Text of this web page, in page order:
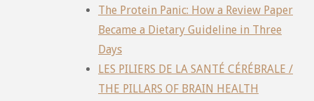
The Protein Panic: How a Review Paper
Became a Dietary Guideline in Three
Days
LES PILIERS DE LA SANTÉ CÉRÉBRALE /
THE PILLARS OF BRAIN HEALTH